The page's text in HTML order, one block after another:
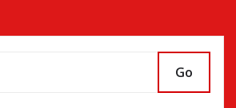
Go